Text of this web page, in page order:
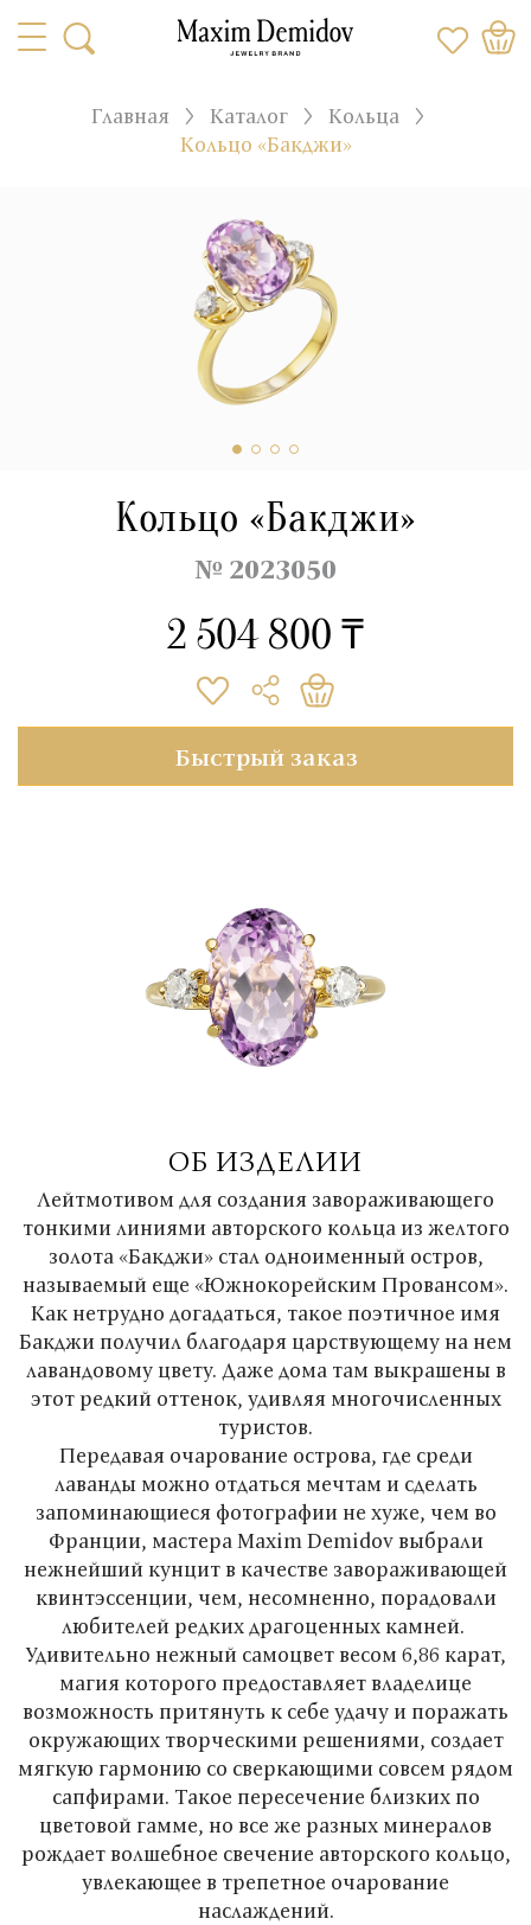
Главная Каталог
Кольца
Кольцо «Бакджи»
Кольцо «Бакджи»
№ 2023050
2 504 800 ₸
Быстрый заказ
ОБ ИЗДЕЛИИ
Лейтмотивом для создания завораживающего
тонкими линиями авторского кольца из желтого
золота «Бакджи» стал одноименный остров,
называемый еще «Южнокорейским Провансом».
Как нетрудно догадаться, такое поэтичное имя
Бакджи получил благодаря царствующему на нем
лавандовому цвету. Даже дома там выкрашены в
этот редкий оттенок, удивляя многочисленных
туристов.
Передавая очарование острова, где среди
лаванды можно отдаться мечтам и сделать
запоминающиеся фотографии не хуже, чем во
Франции, мастера Maxim Demidov выбрали
нежнейший кунцит в качестве завораживающей
квинтэссенции, чем, несомненно, порадовали
любителей редких драгоценных камней.
Удивительно нежный самоцвет весом 6,86 карат,
магия которого предоставляет владелице
возможность притянуть к себе удачу и поражать
окружающих творческими решениями, создает
мягкую гармонию со сверкающими совсем рядом
сапфирами. Такое пересечение близких по
цветовой гамме, но все же разных минералов
рождает волшебное свечение авторского кольцо,
увлекающее в трепетное очарование
наслаждений.